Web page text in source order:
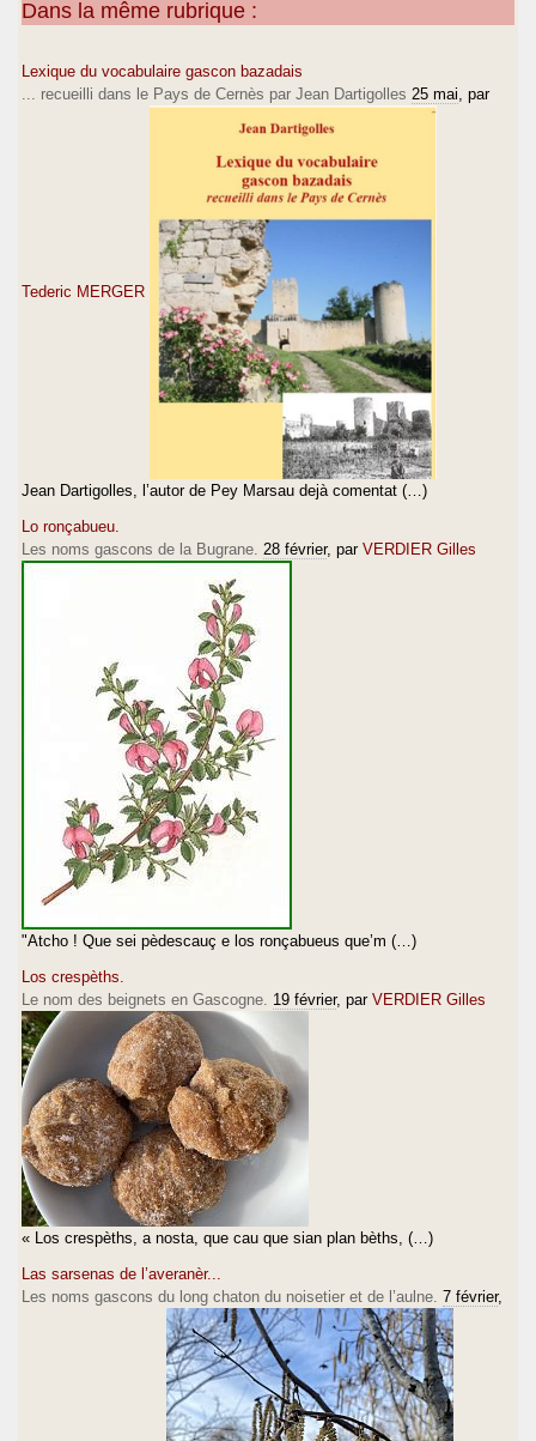
Dans la même rubrique :
Lexique du vocabulaire gascon bazadais
... recueilli dans le Pays de Cernès par Jean Dartigolles 25 mai , par
Tederic MERGER
Jean Dartigolles, l’autor de Pey Marsau dejà comentat (…)
Lo ronçabueu.
Les noms gascons de la Bugrane. 28 février, par VERDIER Gilles
"Atcho ! Que sei pèdescauç e los ronçabueus que’m (…)
Los crespèths.
Le nom des beignets en Gascogne. 19 février, par VERDIER Gilles
« Los crespèths, a nosta, que cau que sian plan bèths, (…)
Las sarsenas de l’averanèr...
Les noms gascons du long chaton du noisetier et de l’aulne. 7 février,